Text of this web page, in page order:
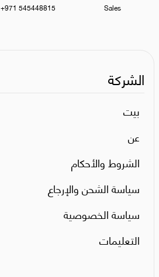
Sales
+971 545448815
الشركة
بيت
عن
الشروط والأحكام
سياسة الشحن والإرجاع
سياسة الخصوصية
التعليمات